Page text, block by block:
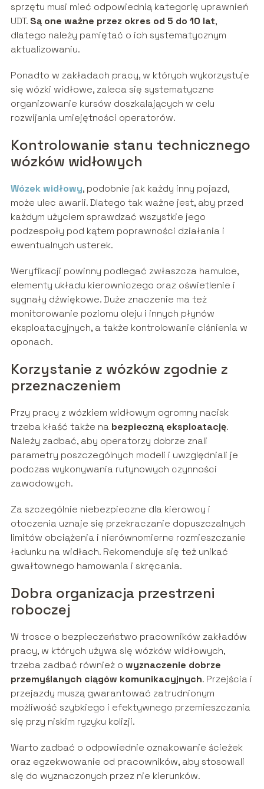
sprzętu musi mieć odpowiednią kategorię uprawnień
UDT. Są one ważne przez okres od 5 do 10 lat,
dlatego należy pamiętać o ich systematycznym
aktualizowaniu.
Ponadto w zakładach pracy, w których wykorzystuje
się wózki widłowe, zaleca się systematyczne
organizowanie kursów doszkalających w celu
rozwijania umiejętności operatorów.
Kontrolowanie stanu technicznego
wózków widłowych
Wózek widłowy, podobnie jak każdy inny pojazd,
może ulec awarii. Dlatego tak ważne jest, aby przed
każdym użyciem sprawdzać wszystkie jego
podzespoły pod kątem poprawności działania i
ewentualnych usterek.
Weryfikacji powinny podlegać zwłaszcza hamulce,
elementy układu kierowniczego oraz oświetlenie i
sygnały dźwiękowe. Duże znaczenie ma też
monitorowanie poziomu oleju i innych płynów
eksploatacyjnych, a także kontrolowanie ciśnienia w
oponach.
Korzystanie z wózków zgodnie z
przeznaczeniem
Przy pracy z wózkiem widłowym ogromny nacisk
trzeba kłaść także na bezpieczną eksploatację.
Należy zadbać, aby operatorzy dobrze znali
parametry poszczególnych modeli i uwzględniali je
podczas wykonywania rutynowych czynności
zawodowych.
Za szczególnie niebezpieczne dla kierowcy i
otoczenia uznaje się przekraczanie dopuszczalnych
limitów obciążenia i nierównomierne rozmieszczanie
ładunku na widłach. Rekomenduje się też unikać
gwałtownego hamowania i skręcania.
Dobra organizacja przestrzeni
roboczej
W trosce o bezpieczeństwo pracowników zakładów
pracy, w których używa się wózków widłowych,
trzeba zadbać również o wyznaczenie dobrze
przemyślanych ciągów komunikacyjnych. Przejścia i
przejazdy muszą gwarantować zatrudnionym
możliwość szybkiego i efektywnego przemieszczania
się przy niskim ryzyku kolizji.
Warto zadbać o odpowiednie oznakowanie ścieżek
oraz egzekwowanie od pracowników, aby stosowali
się do wyznaczonych przez nie kierunków.